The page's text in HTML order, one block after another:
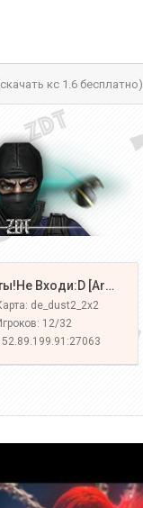
кс 1.6 бесплатно)
️ Здесь Задроты!Не Входи:D [Army#1]
de_dust2_2x2
12/32